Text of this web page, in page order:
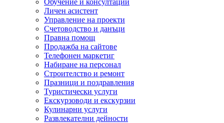
Личен асистент
Управление на проекти
Счетоводство и данъци
Правна помощ
Продажба на сайтове
Телефонен маркетиг
Набиране на персонал
Строителство и ремонт
Празници и поздравления
Туристически услуги
Екскурзоводи и екскурзии
Кулинарни услуги
Развлекателни дейности